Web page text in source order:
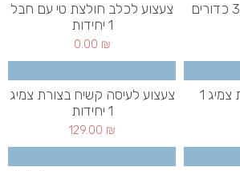
צעצוע לכלב חולצת טי עם חבל
1 יחידות
0.00 ₪
צעצוע קשיח בצורת צמיג 1
צעצוע לעיסה קשיח בצורת צמיג
1 יחידות
129.00 ₪